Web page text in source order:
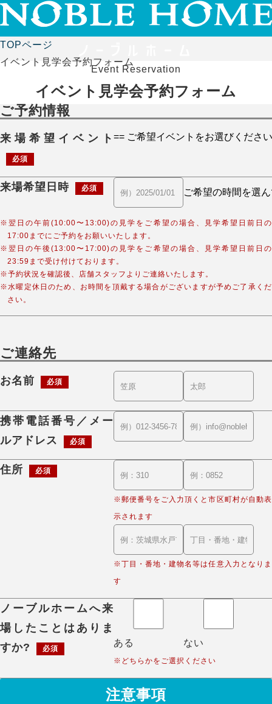
TOPページ
イベント見学会予約フォーム
Event Reservation
イベント見学会予約フォーム
ご予約情報
来場希望イベント
必須
来場希望日時 必須
※翌日の午前(10:00〜13:00)の見学をご希望の場合、見学希望日前日の
17:00までにご予約をお願いいたします。
※翌日の午後(13:00〜17:00)の見学をご希望の場合、見学希望日前日の
23:59まで受け付けております。
※予約状況を確認後、店舗スタッフよりご連絡いたします。
※水曜定休日のため、お時間を頂戴する場合がございますが予めご了承くだ
さい。
ご連絡先
お名前 必須
携帯電話番号／メー
ルアドレス
必須
住所 必須
※郵便番号をご入力頂くと市区町村が自動表
示されます
※丁目・番地・建物名等は任意入力となりま
す
ノーブルホームへ来
場したことはありま
すか?
必須
ある ない
※どちらかをご選択ください
注意事項